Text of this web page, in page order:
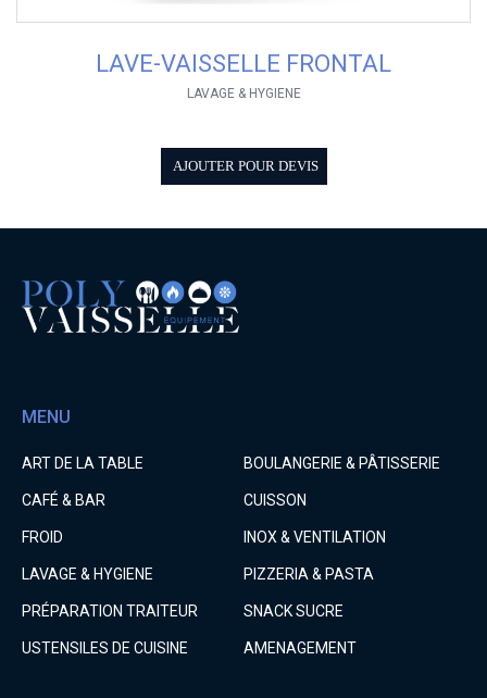
LAVE-VAISSELLE FRONTAL
LAVAGE & HYGIENE
AJOUTER POUR DEVIS
MENU
ART DE LA TABLE BOULANGERIE & PÂTISSERIE
CAFÉ & BAR CUISSON
FROID INOX & VENTILATION
LAVAGE & HYGIENE PIZZERIA & PASTA
PRÉPARATION TRAITEUR SNACK SUCRE
USTENSILES DE CUISINE AMENAGEMENT